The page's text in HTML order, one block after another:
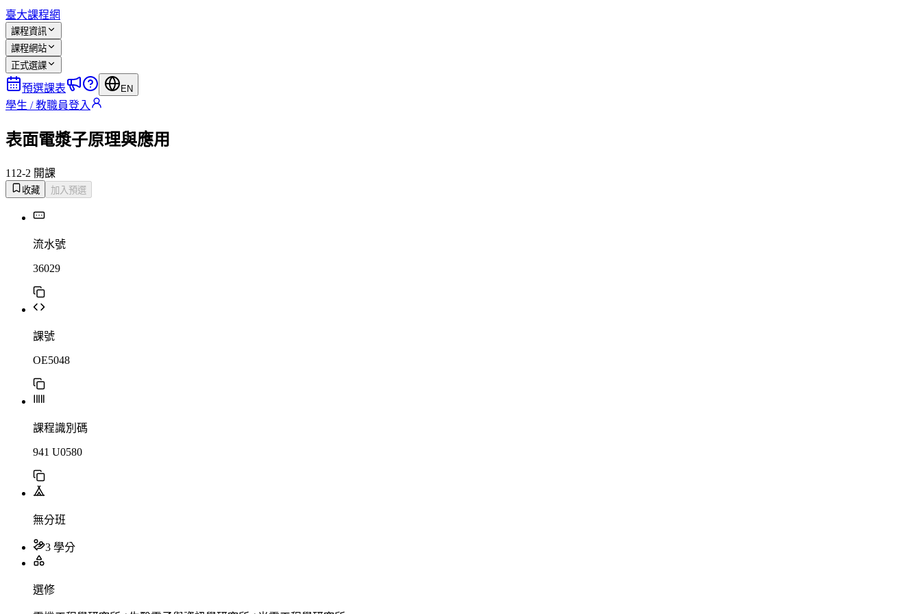
臺大課程網
課程資訊
課程網站
正式選課
預選課表 EN
學生 / 教職員登入
表面電漿子原理與應用
112-2 開課
收藏 加入預選
流水號
36029
課號
OE5048
課程識別碼
941 U0580
無分班
3 學分
選修